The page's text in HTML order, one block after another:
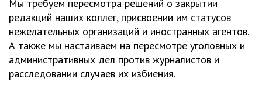
Мы требуем пересмотра решений о закрытии
редакций наших коллег, присвоении им статусов
нежелательных организаций и иностранных агентов.
А также мы настаиваем на пересмотре уголовных и
административных дел против журналистов и
расследовании случаев их избиения.